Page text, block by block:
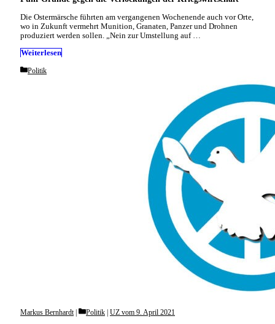
Die Ostermärsche führten am vergangenen Wochenende auch vor Orte,
wo in Zukunft vermehrt Munition, Granaten, Panzer und Drohnen
produziert werden sollen. „Nein zur Umstellung auf …
Weiterlesen
Categories
Politik
Markus Bernhardt Categories
Politik | UZ vom 9. April 2021